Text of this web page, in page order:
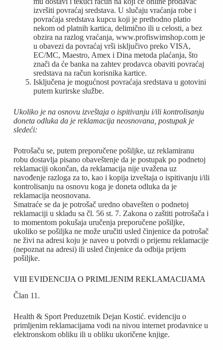
izvršiti povraćaj sredstava. U slučaju vraćanja robe i
povraćaja sredstava kupcu koji je prethodno platio
nekom od platnih kartica, delimično ili u celosti, a bez
obzira na razlog vraćanja, www.profiswimshop.com je
u obavezi da povraćaj vrši isključivo preko VISA,
EC/MC, Maestro, Amex i Dina metoda plaćanja, što
znači da će banka na zahtev prodavca obaviti povraćaj
sredstava na račun korisnika kartice.
Isključena je mogućnost povraćaja sredstava u gotovini
putem kurirske službe.
Ukoliko je na osnovu izveštaja o ispitivanju i/ili kontrolisanju
doneta odluka da je reklamacija neosnovana, postupak je
sledeći:
Potrošaču se, putem preporučene pošiljke, uz reklamiranu
robu dostavlja pisano obaveštenje da je postupak po podnetoj
reklamaciji okončan, da reklamacija nije uvažena uz
navođenje razloga za to, kao i kopija izveštaja o ispitivanju i/ili
kontrolisanju na osnovu koga je doneta odluka da je
reklamacija neosnovana.
Smatraće se da je potrošač uredno obavešten o podnetoj
reklamaciji u skladu sa čl. 56 st. 7. Zakona o zaštiti potrošača i
to momentom pokušaja uručenja preporučene pošiljke,
ukoliko se pošiljka ne može uručiti usled činjenice da potrošač
ne živi na adresi koju je naveo u potvrdi o prijemu reklamacije
(nepoznat na adresi) ili usled činjenice da odbija prijem
pošiljke.
VIII EVIDENCIJA O PRIMLJENIM REKLAMACIJAMA
Član 11.
Health & Sport Preduzetnik Dejan Kostić. evidenciju o
primljenim reklamacijama vodi na nivou internet prodavnice u
elektronskom obliku ili u obliku ukoričene knjige.